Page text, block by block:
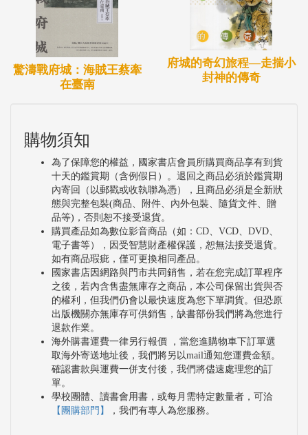
驚濤戰府城：海賊王蔡牽
在臺南
府城的奇幻旅程—走揣小
封神的傳奇
購物須知
為了保障您的權益，國家書店會員所購買商品享有到貨
十天的鑑賞期（含例假日）。退回之商品必須於鑑賞期
內寄回（以郵戳或收執聯為憑），且商品必須是全新狀
態與完整包裝(商品、附件、內外包裝、隨貨文件、贈
品等)，否則恕不接受退貨。
購買產品如為數位影音商品（如：CD、VCD、DVD、
電子書等），因受智慧財產權保護，恕無法接受退貨。
如有商品瑕疵，僅可更換相同產品。
國家書店因網路與門市共同銷售，若在您完成訂單程序
之後，若內含售盡無庫存之商品，本公司保留出貨與否
的權利，但我們仍會以最快速度為您下單調貨。但恐原
出版機關亦無庫存可供銷售，缺書部份我們將為您進行
退款作業。
海外購書運費一律另行報價 ，當您進購物車下訂單選
取海外寄送地址後，我們將另以mail通知您運費金額。
確認書款與運費一併支付後，我們將儘速處理您的訂
單。
學校團體、讀書會用書，或每月需特定數量者，可洽
【團購部門】
，我們有專人為您服務。